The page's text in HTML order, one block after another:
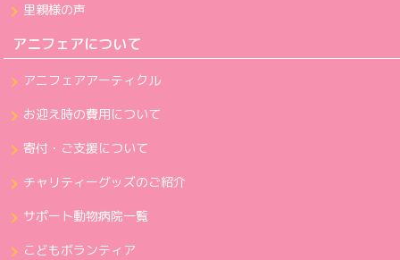
里親様の声
アニフェアについて
アニフェアアーティクル
お迎え時の費用について
寄付・ご支援について
チャリティーグッズのご紹介
サポート動物病院一覧
こどもボランティア